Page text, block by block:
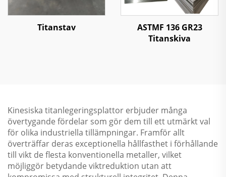
Titanstav
ASTMF 136 GR23
Titanskiva
Kinesiska titanlegeringsplattor erbjuder många
övertygande fördelar som gör dem till ett utmärkt val
för olika industriella tillämpningar. Framför allt
överträffar deras exceptionella hållfasthet i förhållande
till vikt de flesta konventionella metaller, vilket
möjliggör betydande viktreduktion utan att